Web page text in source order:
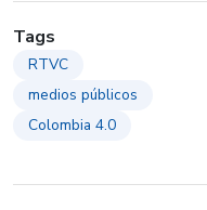
Tags
RTVC
medios públicos
Colombia 4.0